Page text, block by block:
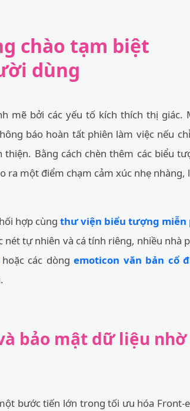
chào tạm biệt
dùng
mẽ bởi các yếu tố kích thích thị giác.
báo hoàn tất phiên làm việc nếu
Bằng cách chèn thêm các biểu
ra một điểm chạm cảm xúc nhẹ nhàng,
hợp cùng thư viện biểu tượng miễn
tự nhiên và cá tính riêng, nhiều nhà
hoặc các dòngemoticon văn bản cổ
bảo mật dữ liệu nhờ
bước tiến lớn trong tối ưu hóa Front-